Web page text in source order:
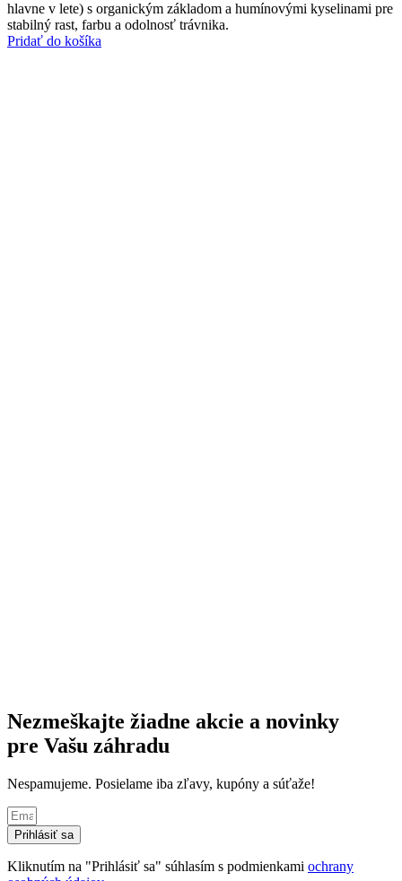
hlavne v lete) s organickým základom a humínovými kyselinami pre
stabilný rast, farbu a odolnosť trávnika.
Pridať do košíka
Nezmeškajte žiadne akcie a novinky
pre Vašu záhradu
Nespamujeme. Posielame iba zľavy, kupóny a súťaže!
Prihlásiť sa
Kliknutím na "Prihlásiť sa" súhlasím s podmienkami ochrany